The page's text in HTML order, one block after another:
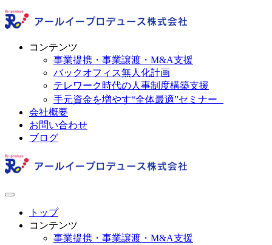
コンテンツ
事業提携・事業譲渡・M&A支援
バックオフィス無人化計画
テレワーク時代の人事制度構築支援
手元資金を増やす“全体最適”セミナー
会社概要
お問い合わせ
ブログ
トップ
コンテンツ
事業提携・事業譲渡・M&A支援